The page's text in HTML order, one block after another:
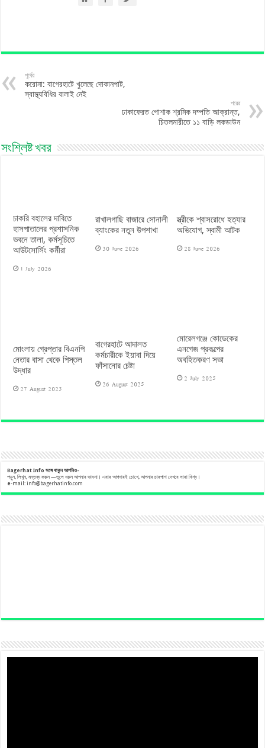
পূর্বের
করোনা: বাগেরহাটে খুলেছে দোকানপাট,
স্বাস্থ্যবিধির বালাই নেই
পরের
ঢাকাফেরত পোশাক শ্রমিক দম্পতি আক্রান্ত,
চিতলমারীতে ১১ বাড়ি লকডাউন
সংশ্লিষ্ট খবর
চাকরি বহালের দাবিতে
হাসপাতালের প্রশাসনিক
ভবনে তালা, কর্মসূচিতে
আউটসোর্সিং কর্মীরা
1 July 2026
রাখালগাছি বাজারে সোনালী
ব্যাংকের নতুন উপশাখা
30 June 2026
স্ত্রীকে শ্বাসরোধে হত্যার
অভিযোগ, স্বামী আটক
28 June 2026
মোংলায় গ্রেপ্তার বিএনপি
নেতার বাসা থেকে পিস্তল
উদ্ধার
27 August 2025
বাগেরহাটে আদালত
কর্মচারীকে ইয়াবা দিয়ে
ফাঁসানোর চেষ্টা
26 August 2025
মোরেলগঞ্জে কোডেকের
এনগেজ প্রকল্পের
অবহিতকরণ সভা
2 July 2025
Bagerhat Info সঙ্গেথাকুনআপনিও-
পড়ুন, লিখুন, মন্তব্য করুন —তুলে ধরুন আপনার ভাবনা। এবার আপনারই চোখে, আপনার চারপাশ দেখবে সারা বিশ্ব।
e-mail:info@bagerhatinfo.com